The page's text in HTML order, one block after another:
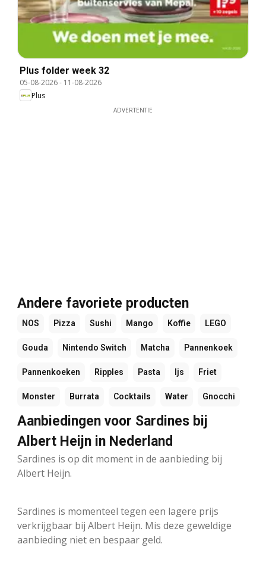
Plus folder week 32
05-08-2026- 11-08-2026
Plus
ADVERTENTIE
Andere favoriete producten
NOS Pizza Sushi Mango Koffie LEGO
Gouda Nintendo Switch Matcha Pannenkoek
Pannenkoeken Ripples Pasta Ijs Friet
Monster Burrata Cocktails Water Gnocchi
Aanbiedingen voor Sardines bij
Albert Heijn in Nederland
Sardines is op dit moment in de aanbieding bij
Albert Heijn.
Sardines is momenteel tegen een lagere prijs
verkrijgbaar bij Albert Heijn. Mis deze geweldige
aanbieding niet en bespaar geld.